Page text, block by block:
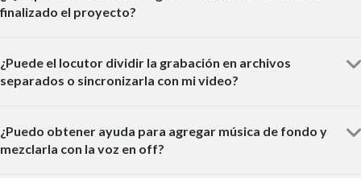
finalizado el proyecto?
¿Puede el locutor dividir la grabación en archivos
separados o sincronizarla con mi video?
¿Puedo obtener ayuda para agregar música de fondo y
mezclarla con la voz en off?